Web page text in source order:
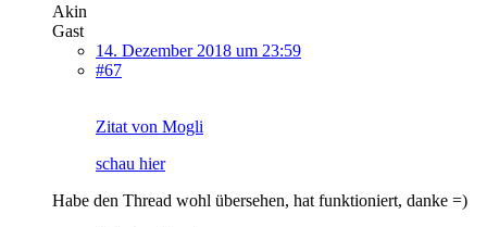
Akin
Gast
14. Dezember 2018 um 23:59
#67
Zitat von Mogli
schau hier
Habe den Thread wohl übersehen, hat funktioniert, danke =)